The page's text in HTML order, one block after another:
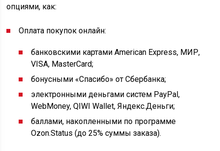
опциями, как:
Оплата покупок онлайн:
банковскими картами American Express, МИР,
VISA, MasterCard;
бонусными «Спасибо» от Сбербанка;
электронными деньгами систем PayPal,
WebMoney, QIWI Wallet, Яндекс.Деньги;
баллами, накопленными по программе
Ozon.Status (до 25% суммы заказа).